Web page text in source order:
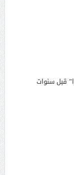
قبل سنوات